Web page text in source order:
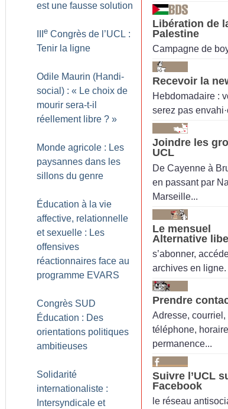
est une fausse solution
e Congrès de l’UCL :
Tenir la ligne
Odile Maurin (Handi-
social) : « Le choix de
mourir sera-t-il
réellement libre ? »
Monde agricole : Les
paysannes dans les
sillons du genre
Éducation à la vie
affective, relationnelle
et sexuelle : Les
offensives
réactionnaires face au
programme EVARS
Congrès SUD
Éducation : Des
orientations politiques
ambitieuses
Solidarité
internationaliste :
Intersyndicale et
Libération de
Palestine
Campagne de
Recevoir la
Hebdomadaire :
serez pas
Joindre les
UCL
De Cayenne à
en passant par
Marseille...
Le mensuel
Alternative
s’abonner,
archives en ligne.
Prendre
Adresse, courriel,
téléphone,
permanence...
Suivre l’UCL
Facebook
le réseau